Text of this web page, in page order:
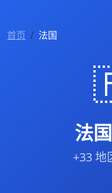
首页 法国
法
+33 地